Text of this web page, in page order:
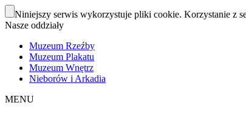
Niniejszy serwis wykorzystuje pliki cookie. Korzystanie z
Nasze oddziały
Muzeum Rzeźby
Muzeum Plakatu
Muzeum Wnętrz
Nieborów i Arkadia
MENU